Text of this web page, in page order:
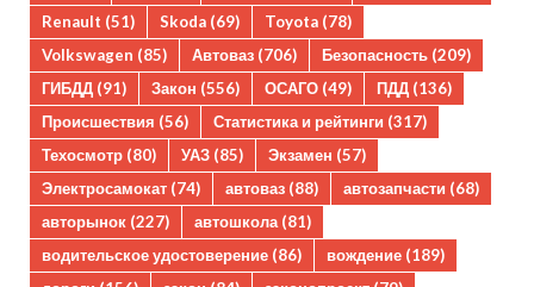
Renault (51) Skoda (69) Toyota (78)
Volkswagen (85) Автоваз (706) Безопасность (209)
ГИБДД (91) Закон (556) ОСАГО (49) ПДД (136)
Происшествия (56) Статистика и рейтинги (317)
Техосмотр (80) УАЗ (85) Экзамен (57)
Электросамокат (74) автоваз (88) автозапчасти (68)
авторынок (227) автошкола(81)
водительское удостоверение (86) вождение (189)